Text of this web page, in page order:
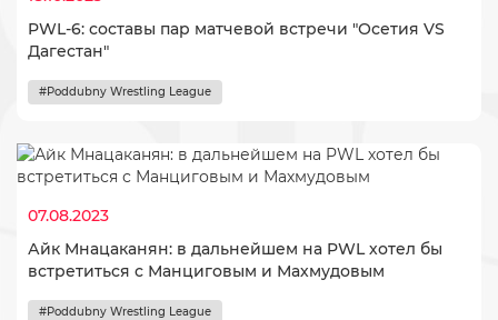
PWL-6: составы пар матчевой встречи "Осетия VS
Дагестан"
#Poddubny Wrestling League
07.08.2023
Айк Мнацаканян: в дальнейшем на PWL хотел бы
встретиться с Манциговым и Махмудовым
#Poddubny Wrestling League